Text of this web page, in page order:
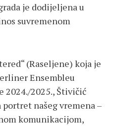
je dodijeljena u
suvremenom
(Raseljene) koja je
Ensembleu
2024./2025., Štivičić
našeg vremena –
komunikacijom,